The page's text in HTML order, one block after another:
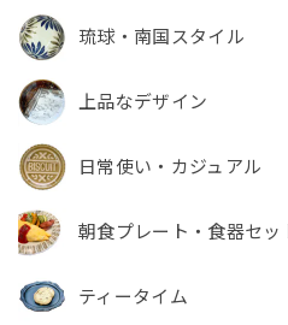
琉球・南国スタイル
上品なデザイン
日常使い・カジュアル
朝食プレート・食器セッ
ティータイム